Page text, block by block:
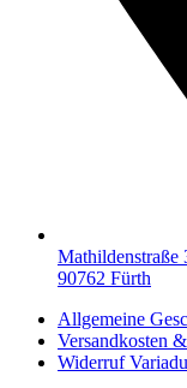
Mathildenstraße
90762 Fürth
Allgemeine
Versandkosten
Widerruf Variadu